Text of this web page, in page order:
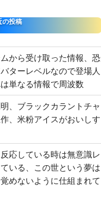
の投稿
から受け取った情報、恐
ターレベルなので登場人
単なる情報で周波数
、ブラックカラントチャ
、米粉アイスがおいしす
応している時は無意識レ
いる、この世という夢は
めないように仕組まれて